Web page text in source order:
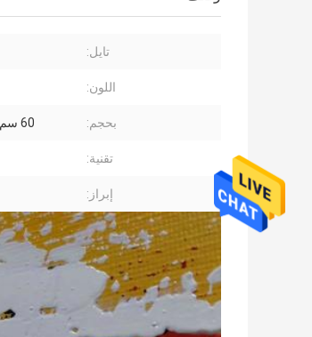
تايل:
اللون:
بحجم: 60 سم × 90 سم أو حسب الطلب
تقنية:
إبراز: